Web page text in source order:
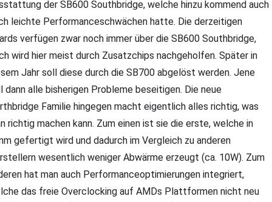
der SB600 Southbridge, welche hinzu kommend auch
leichte Performanceschwächen hatte. Die derzeitigen
verfügen zwar noch immer über die SB600 Southbridge,
wird hier meist durch Zusatzchips nachgeholfen. Später in
Jahr soll diese durch die SB700 abgelöst werden. Jene
dann alle bisherigen Probleme beseitigen. Die neue
Familie hingegen macht eigentlich alles richtig, was
richtig machen kann. Zum einen ist sie die erste, welche in
gefertigt wird und dadurch im Vergleich zu anderen
wesentlich weniger Abwärme erzeugt (ca. 10W). Zum
hat man auch Performanceoptimierungen integriert,
das freie Overclocking auf AMDs Plattformen nicht neu